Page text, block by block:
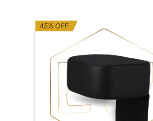
45% OFF
O
preço
original
era:
58,86€.
O
preço
é:
32,37€.